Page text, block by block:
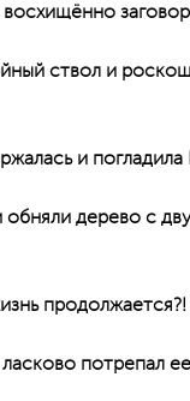
ствол и
и
дерево с
потрепал